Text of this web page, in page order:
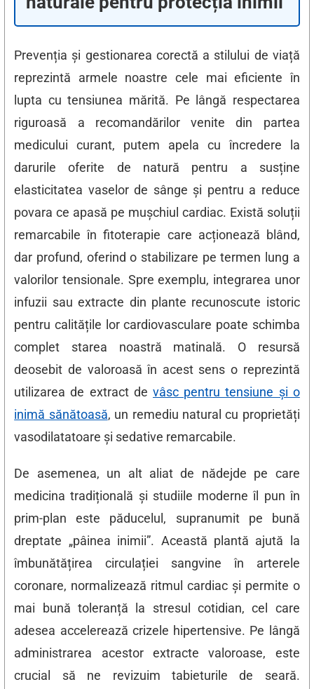
Prevenția și gestionarea corectă a stilului de viață
reprezintă armele noastre cele mai eficiente în
lupta cu tensiunea mărită. Pe lângă respectarea
riguroasă a recomandărilor venite din partea
medicului curant, putem apela cu încredere la
darurile oferite de natură pentru a susține
elasticitatea vaselor de sânge și pentru a reduce
povara ce apasă pe mușchiul cardiac. Există soluții
remarcabile în fitoterapie care acționează blând,
dar profund, oferind o stabilizare pe termen lung a
valorilor tensionale. Spre exemplu, integrarea unor
infuzii sau extracte din plante recunoscute istoric
pentru calitățile lor cardiovasculare poate schimba
complet starea noastră matinală. O resursă
deosebit de valoroasă în acest sens o reprezintă
utilizarea de extract de vâsc pentru tensiune și o
inimă sănătoasă, un remediu natural cu proprietăți
vasodilatatoare și sedative remarcabile.
De asemenea, un alt aliat de nădejde pe care
medicina tradițională și studiile moderne îl pun în
prim-plan este păducelul, supranumit pe bună
dreptate „pâinea inimii”. Această plantă ajută la
îmbunătățirea circulației sangvine în arterele
coronare, normalizează ritmul cardiac și permite o
mai bună toleranță la stresul cotidian, cel care
adesea accelerează crizele hipertensive. Pe lângă
administrarea acestor extracte valoroase, este
crucial să ne revizuim tabieturile de seară.